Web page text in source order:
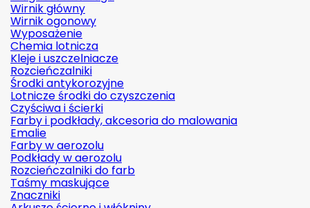
Wirnik główny
Wirnik ogonowy
Wyposażenie
Chemia lotnicza
Kleje i uszczelniacze
Rozcieńczalniki
Środki antykorozyjne
Lotnicze środki do czyszczenia
Czyściwa i ścierki
Farby i podkłady, akcesoria do malowania
Emalie
Farby w aerozolu
Podkłady w aerozolu
Rozcieńczalniki do farb
Taśmy maskujące
Znaczniki